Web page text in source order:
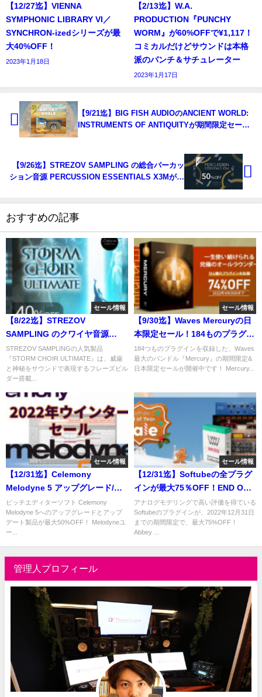
【12/27迄】VIENNA
SYMPHONIC LIBRARY VI／
SYNCHRON-izedシリーズが最
大40%OFF！
2023年1月18日
【2/13迄】W.A.
PRODUCTION『PUNCHY
WORM』が60%OFFで¥1,117！
コミカルだけどサウンドは本格
派のパンチ＆サチュレーター
2023年1月17日
【9/21迄】BIG FISH AUDIOのANCIENT WORLD:
INSTRUMENTS OF ANTIQUITYが期間限定セー
【9/26迄】STREZOV SAMPLING の総合パーカッ
ション音源 PERCUSSION ESSENTIALS X3Mが半
おすすめの記事
セール情報
【8/22迄】STREZOV
SAMPLING のクワイヤ音源
STORM CHOIR ULTIMATEが
40%OFF！フレーズビルダー搭
載の威厳・神秘サウンド
STREZOV SAMPLINGの人気製品
『STORM CHOIR ULTIMATE』は、威厳
と神秘をサウンドで表現するフレーズビル
ダー搭載...
セール情報
【9/30迄】Waves Mercuryの日
本限定セール！184ものプラグイ
ンが74%OFFに！
184つものプラグインを収録した、Waves
最大のバンドル『Mercury』の期間限定&
日本限定セールが開催中です！ Mercury...
セール情報
【12/31迄】Celemony
Melodyne 5 アップグレード/ア
ップデートが最大50%OFF！
ピッチエディターソフト Celemony
Melodyne 5へのアップグレードとアップ
デート製品が最大50%OFF！ Melodyneユ
ー...
セール情報
【12/31迄】Softubeの全プラグ
インが最大75％OFF！END OF
YEAR SALEで憧れのプラグイン
をGET！
アナログモデリングで高い評価を得ている
Softubeのプラグインが、2022年12月31日
までの期間限定で、最大75%OFF！
Abbey ...
管理人プロフィール